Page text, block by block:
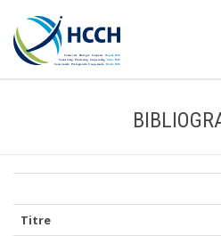
Titre